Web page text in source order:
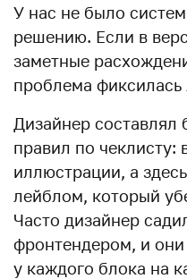
У нас не было
решению. Если в
заметные
проблема фиксилась
Дизайнер составлял
правил по чеклисту:
иллюстрации, а
лейблом, который
Часто дизайнер
фронтендером, и
у каждого блока на